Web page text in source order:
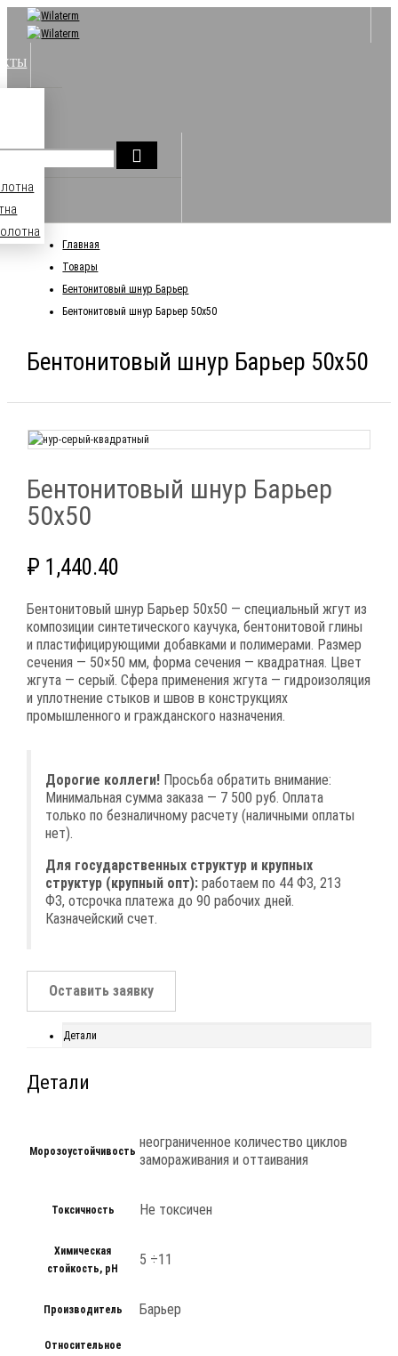
Главная
Товары
Бентонитовый шнур Барьер
Бентонитовый шнур Барьер 50х50
Бентонитовый шнур Барьер 50х50
Бентонитовый шнур Барьер
50х50
₽ 1,440.40
Бентонитовый шнур Барьер 50х50 — специальный жгут из
композиции синтетического каучука, бентонитовой глины
и пластифицирующими добавками и полимерами. Размер
сечения — 50×50 мм, форма сечения — квадратная. Цвет
жгута — серый. Сфера применения жгута — гидроизоляция
и уплотнение стыков и швов в конструкциях
промышленного и гражданского назначения.
Дорогие коллеги! Просьба обратить внимание:
Минимальная сумма заказа — 7 500 руб. Оплата
только по безналичному расчету (наличными оплаты
нет).
Для государственных структур и крупных
структур (крупный опт): работаем по 44 ФЗ, 213
ФЗ, отсрочка платежа до 90 рабочих дней.
Казначейский счет.
Оставить заявку
Детали
Детали
Морозоустойчивость
неограниченное количество циклов
замораживания и оттаивания
Токсичность Не токсичен
Химическая
стойкость, pH
5 ÷11
Производитель Барьер
Относительное